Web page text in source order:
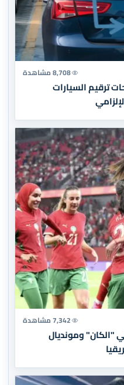
8,708 مشاهدة
ترقيم السيارات
7,342 مشاهدة
"الكان" ومونديال